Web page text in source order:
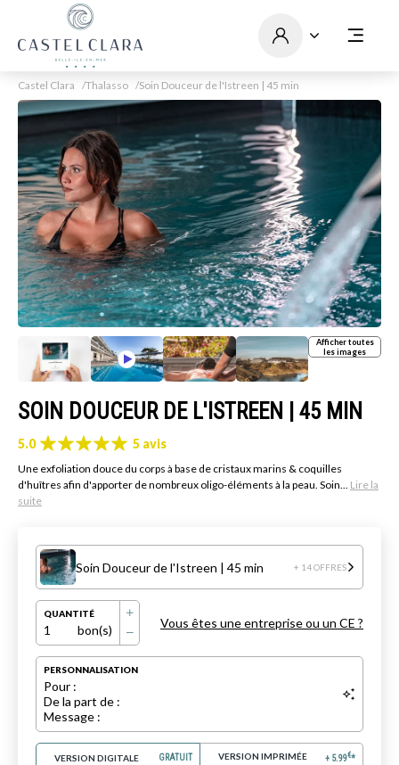
Castel Clara Thalasso Soin Douceur de l'Istreen | 45 min
Afficher toutes
les images
SOIN DOUCEUR DE L'ISTREEN | 45 MIN
5.0 5 avis
Une exfoliation douce du corps à base de cristaux marins & coquilles
d'huîtres afin d'apporter de nombreux oligo-éléments à la peau. Soin... Lire la
suite
Soin Douceur de l'Istreen | 45 min + 14 OFFRES
QUANTITÉ
1 bon(s) Vous êtes une entreprise ou un CE ?
PERSONNALISATION
Pour :
De la part de :
Message :
VERSION DIGITALE GRATUIT VERSION IMPRIMÉE + 5.99€*